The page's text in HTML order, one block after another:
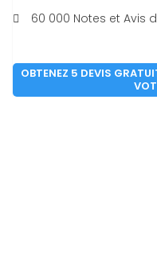
60 000 Notes et Avis
OBTENEZ 5 DEVIS